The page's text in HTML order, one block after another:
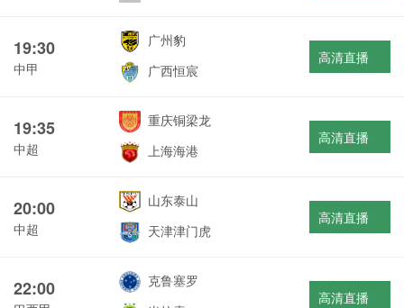
19:30
中甲
广州豹
广西恒宸
高清直播
19:35
中超
重庆铜梁龙
上海海港
高清直播
20:00
中超
山东泰山
天津津门虎
高清直播
22:00
克鲁塞罗
高清直播